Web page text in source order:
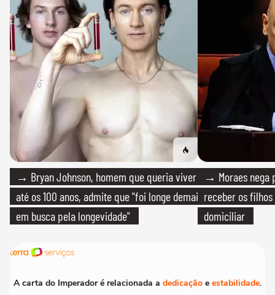
→ Bryan Johnson, homem que queria viver
até os 100 anos, admite que "foi longe demais
em busca pela longevidade"
→ Moraes nega
receber os filhos
domiciliar
A carta do Imperador é relacionada a dedicação e estabilidade.